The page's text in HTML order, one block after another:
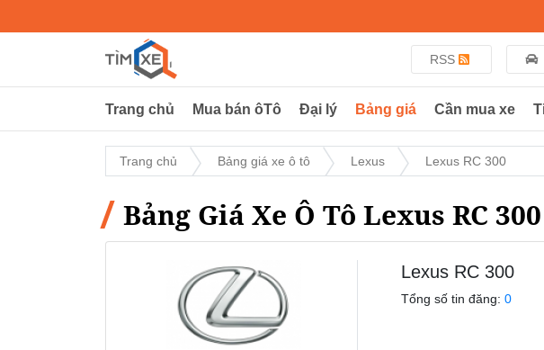
RSS
Trang chủ Mua bán ôTô Đại lý Bảng giá Cần mua xe
Trang chủ Bảng giá xe ô tô Lexus Lexus RC 300
Bảng Giá Xe Ô Tô Lexus RC
Lexus RC 300
Tổng số tin đăng: 0